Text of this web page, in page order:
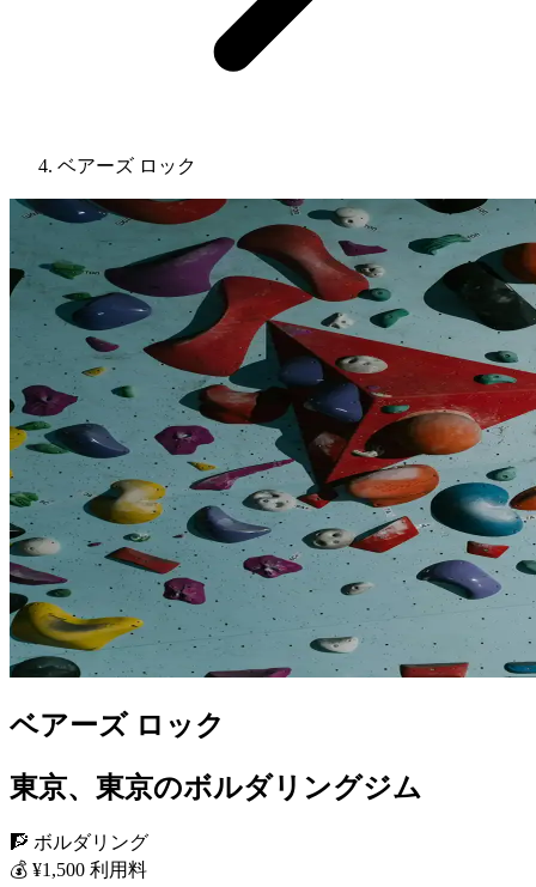
ベアーズ ロック
ベアーズ ロック
東京、東京のボルダリングジム
🧗 ボルダリング
💰 ¥1,500 利用料